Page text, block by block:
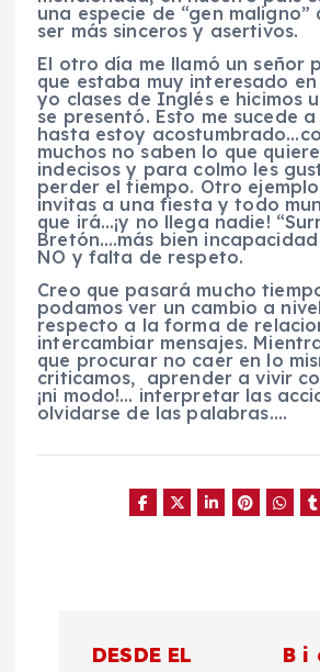
una especie de “gen maligno”
ser más sinceros y asertivos.
El otro día me llamó un señor
que estaba muy interesado
yo clases de Inglés e hicimos
se presentó. Esto me sucede
hasta estoy
muchos no saben lo que
indecisos y para colmo les
perder el tiempo. Otro
invitas a una fiesta y todo
que irá…¡y no llega nadie!
Bretón….más bien
NO y falta de respeto.
Creo que pasará mucho
podamos ver un cambio a
respecto a la forma de
intercambiar mensajes.
que procurar no caer en lo
criticamos, aprender a vivir
¡ni modo!… interpretar las
olvidarse de las palabras….
DESDE EL
B i